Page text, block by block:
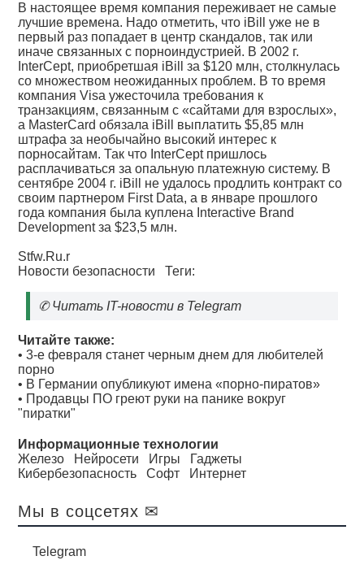
В настоящее время компания переживает не самые
лучшие времена. Надо отметить, что iBill уже не в
первый раз попадает в центр скандалов, так или
иначе связанных с порноиндустрией. В 2002 г.
InterCept, приобретшая iBill за $120 млн, столкнулась
со множеством неожиданных проблем. В то время
компания Visa ужесточила требования к
транзакциям, связанным с «сайтами для взрослых»,
а MasterCard обязала iBill выплатить $5,85 млн
штрафа за необычайно высокий интерес к
порносайтам. Так что InterCept пришлось
расплачиваться за опальную платежную систему. В
сентябре 2004 г. iBill не удалось продлить контракт со
своим партнером First Data, а в январе прошлого
года компания была куплена Interactive Brand
Development за $23,5 млн.
Stfw.Ru.r
Новости безопасности Теги:
✆Читать IT-новости в Telegram
Читайте также:
•3-е февраля станет черным днем для любителей
порно
• В Германии опубликуют имена «порно-пиратов»
• Продавцы ПО греют руки на панике вокруг
"пиратки"
Информационные технологии
Железо
Нейросети Игры
Гаджеты
Кибербезопасность
Софт Интернет
Мы в соцсетях ✉
Telegram